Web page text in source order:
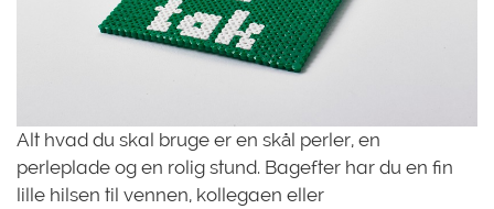
Alt hvad du skal bruge er en skål perler, en
perleplade og en rolig stund. Bagefter har du en fin
lille hilsen til vennen, kollegaen eller